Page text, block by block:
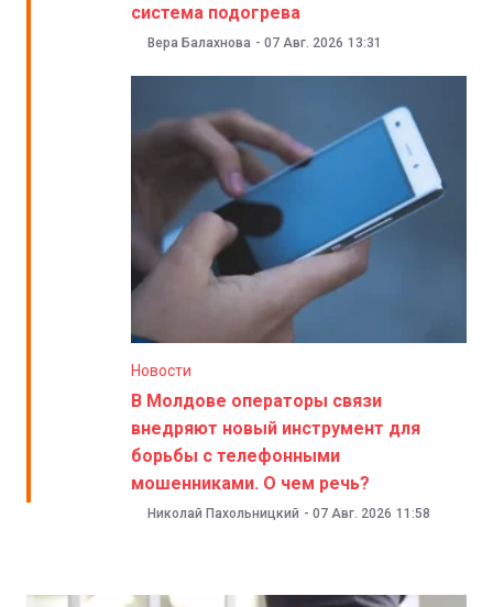
система подогрева
Вера Балахнова - 07 Авг. 2026 13:31
Новости
В Молдове операторы связи
внедряют новый инструмент для
борьбы с телефонными
мошенниками. О чем речь?
Николай Пахольницкий - 07 Авг. 2026 11:58